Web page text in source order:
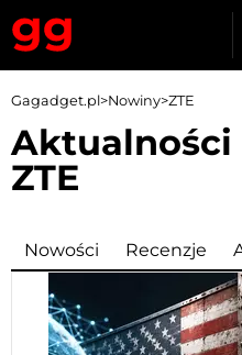
Gagadget.pl>Nowiny>ZTE
Aktualności
ZTE
Nowości Recenzje